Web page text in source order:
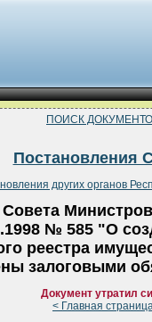
ПОИСК
Постановления
других органов
№ 585 "О
реестра
залоговыми
Документ утратил
< Главная